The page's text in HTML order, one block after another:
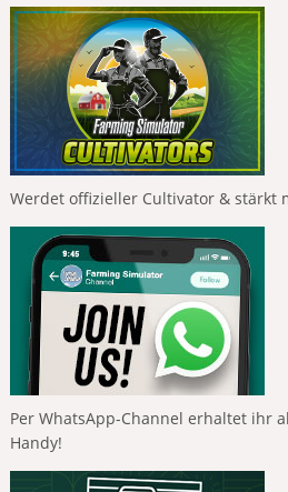
Werdet offizieller Cultivator & stärkt
Per WhatsApp-Channel erhaltet ihr
Handy!